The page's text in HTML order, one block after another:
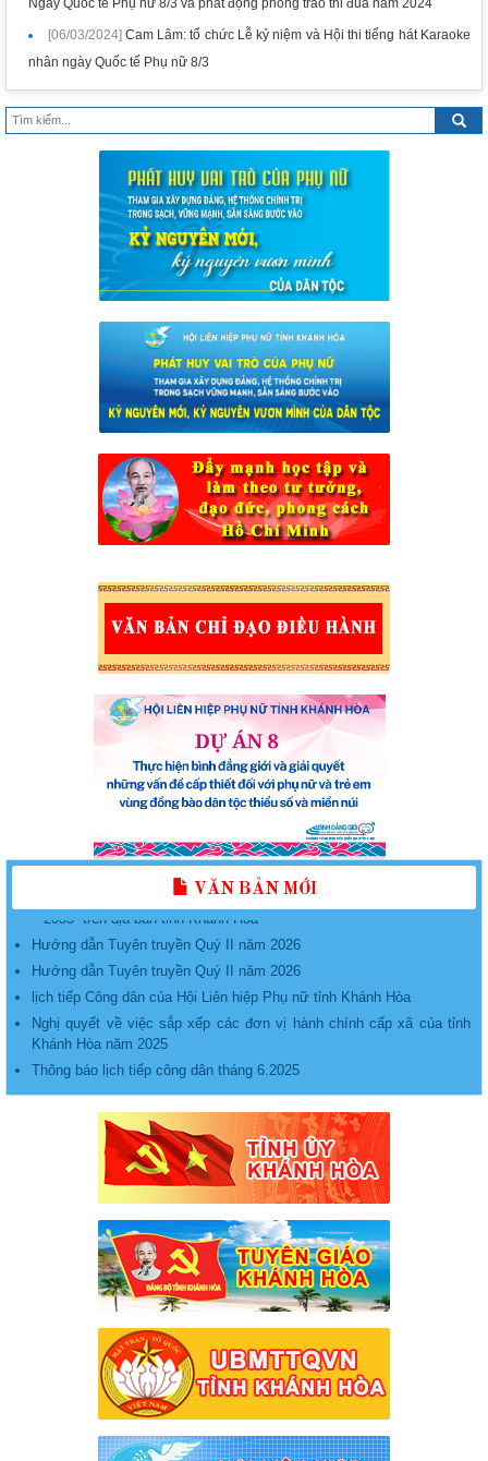
Ngày Quốc tế Phụ nữ 8/3 và phát động phong trào thi đua năm 2024
[06/03/2024] Cam Lâm: tổ chức Lễ kỷ niệm và Hội thi tiếng hát Karaoke
nhân ngày Quốc tế Phụ nữ 8/3
VĂN BẢN MỚI
KẾ HOẠCH Tổ chức các hoạt động phát triển, nâng cấp, duy trì và
Kế hoạch tổ chức Lễ phát động “Phụ nữ Khánh Hòa chung tay bảo
vệ môi trường, vì một Việt Nam xanh - sạch - đẹp”, năm 2026
Triển khai thực hiện Đề án “Tuyên truyền, giáo dục, vận động, hỗ trợ
phụ nữ tham gia giải quyết một số vấn đề xã hội liên quan đến phụ
nữ giai đoạn 2017 - 2027” năm 2026
PHỤ LỤC một số nhiệm vụ trọng tâm thực hiện đề án “hỗ trợ phụ nữ
khởi nghiệp giai đoạn 2026 - 2035” trên địa bàn tỉnh khánh hòa
Kế hoạch thực hiện Đề án “Hỗ trợ phụ nữ khởi nghiệp giai đoạn 2026
– 2035” trên địa bàn tỉnh Khánh Hòa
Hướng dẫn Tuyên truyền Quý II năm 2026
Hướng dẫn Tuyên truyền Quý II năm 2026
lịch tiếp Công dân của Hội Liên hiệp Phụ nữ tỉnh Khánh Hòa
Nghị quyết về việc sắp xếp các đơn vị hành chính cấp xã của tỉnh
Khánh Hòa năm 2025
Thông báo lịch tiếp công dân tháng 6.2025